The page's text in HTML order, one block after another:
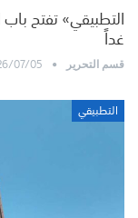
التطبيقي» تفتح
غداً
قسم التحرير
07/05
التطبيقي